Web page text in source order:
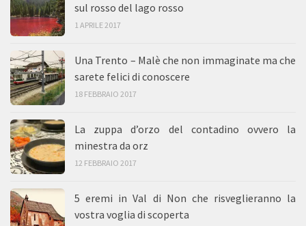
sul rosso del lago rosso
1 APRILE 2017
Una Trento – Malè che non immaginate ma che
sarete felici di conoscere
18 FEBBRAIO 2017
La zuppa d’orzo del contadino ovvero la
minestra da orz
12 FEBBRAIO 2017
5 eremi in Val di Non che risveglieranno la
vostra voglia di scoperta